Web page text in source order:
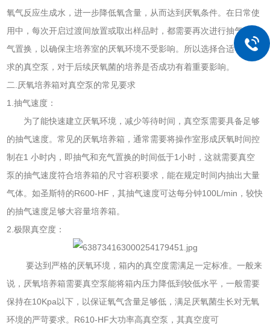
氧气反应生成水，进一步降低氧含量，从而达到厌氧条件。在日常使
用中，每次开启过渡间放置或取出样品时，都需要再次进行抽气和充
气置换，以确保主培养室的厌氧环境不受影响。所以选择合适符合要
求的真空泵，对于后续厌氧菌的培养是否成功有着重要影响。
二.厌氧培养箱对真空泵的常见要求
1.抽气速度：
为了能快速建立厌氧环境，减少等待时间，真空泵需要具备足够
的抽气速度。常见的厌氧培养箱，通常需要将操作室形成厌氧时间控
制在1 小时内，即抽气和充气置换的时间低于1小时，这就需要真空
泵的抽气速度符合培养箱的尺寸容积要求，能在规定时间内抽出大量
气体。如圣斯特的R600-HF，其抽气速度可达每分钟100L/min，较快
的抽气速度足够大容量培养箱。
2.极限真空度：
要达到严格的厌氧环境，箱内的真空度需满足一定标准。一般来
说，厌氧培养箱需要真空泵能将箱内压力降低到较低水平，一般需要
保持在10Kpa以下，以保证氧气含量足够低，满足厌氧菌生长对无氧
环境的严苛要求。R610-HF大功率高真空泵，其真空度可